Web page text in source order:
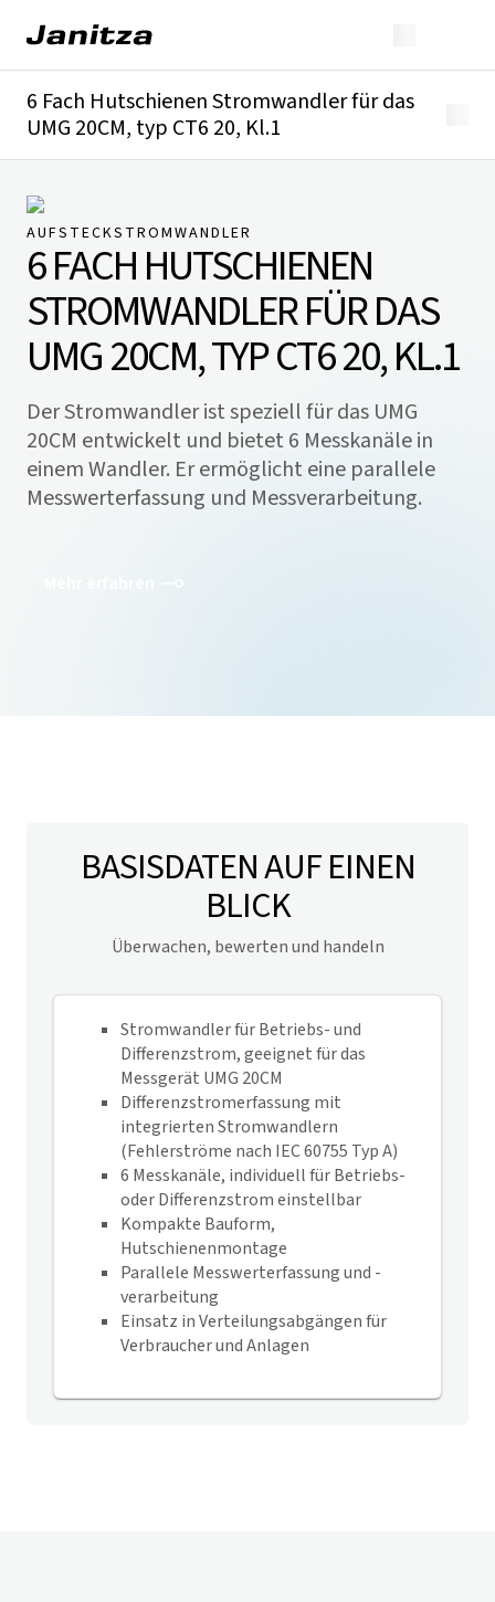
6 Fach Hutschienen Stromwandler für das
UMG 20CM, typ CT6 20, Kl.1
Technische Details
Downloads
AUFSTECKSTROMWANDLER
6 FACH HUTSCHIENEN
STROMWANDLER FÜR DAS
UMG 20CM, TYP CT6 20, KL.1
Der Stromwandler ist speziell für das UMG
20CM entwickelt und bietet 6 Messkanäle in
einem Wandler. Er ermöglicht eine parallele
Messwerterfassung und Messverarbeitung.
BASISDATEN AUF EINEN
BLICK
Überwachen, bewerten und handeln
Stromwandler für Betriebs- und
Differenzstrom, geeignet für das
Messgerät UMG 20CM
Differenzstromerfassung mit
integrierten Stromwandlern
(Fehlerströme nach IEC 60755 Typ A)
6 Messkanäle, individuell für Betriebs-
oder Differenzstrom einstellbar
Kompakte Bauform,
Hutschienenmontage
Parallele Messwerterfassung und -
verarbeitung
Einsatz in Verteilungsabgängen für
Verbraucher und Anlagen